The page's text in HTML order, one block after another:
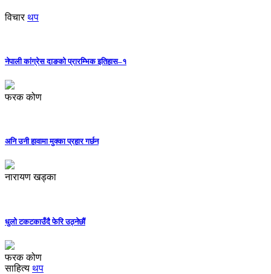
विचार थप
नेपाली कांग्रेस दाङको प्रारम्भिक इतिहास–१
फरक कोण
अनि उनी हावामा मुक्का प्रहार गर्छन
नारायण खड्का
धुलो टकटकाउँदै फेरि उठ्नेछौं
फरक कोण
साहित्य थप